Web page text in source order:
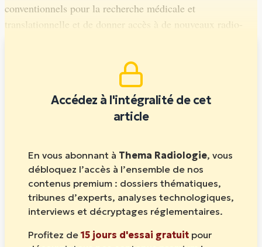
conventionnels pour la recherche médicale et
translationnelle et de donner accès à de nouveaux radio-
Accédez à l'intégralité de cet
article
En vous abonnant à Thema Radiologie, vous
débloquez l’accès à l’ensemble de nos
contenus premium : dossiers thématiques,
tribunes d’experts, analyses technologiques,
interviews et décryptages réglementaires.
Profitez de 15 jours d'essai gratuit pour